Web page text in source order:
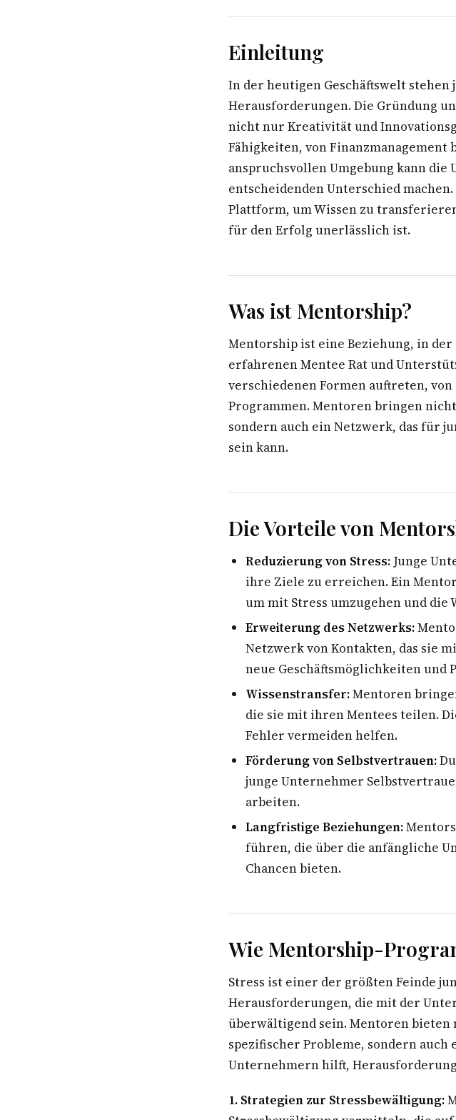
Einleitung
In der heutigen Geschäftswelt
Herausforderungen. Die Gründung
nicht nur Kreativität und
Fähigkeiten, von
anspruchsvollen Umgebung kann
entscheidenden Unterschied
Plattform, um Wissen zu
für den Erfolg unerlässlich ist.
Was ist Mentorship?
Mentorship ist eine Beziehung, in
erfahrenen Mentee Rat und
verschiedenen Formen auftreten,
Programmen. Mentoren bringen
sondern auch ein Netzwerk, das für
sein kann.
Die Vorteile von
Reduzierung von Stress: Junge
ihre Ziele zu erreichen. Ein
um mit Stress umzugehen und die
Erweiterung des Netzwerks:
Netzwerk von Kontakten, das sie
neue Geschäftsmöglichkeiten und
Wissenstransfer:Mentoren
die sie mit ihren Mentees teilen.
Fehler vermeiden helfen.
Förderung von Selbstvertrauen:
junge Unternehmer
arbeiten.
Langfristige Beziehungen:
führen, die über die anfängliche
Chancen bieten.
Wie Mentorship-
Stress ist einer der größten Feinde
Herausforderungen, die mit der
überwältigend sein. Mentoren
spezifischer Probleme, sondern
Unternehmern hilft,
1. Strategien zur Stressbewältigung: